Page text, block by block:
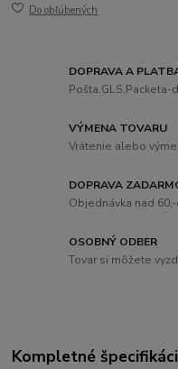
Do obľúbených
DOPRAVA A
Pošta,GLS,Packeta-
VÝMENA TOVARU
Vrátenie alebo
DOPRAVA
Objednávka nad 60,-
OSOBNÝ ODBER
Tovar si môžete
Kompletné